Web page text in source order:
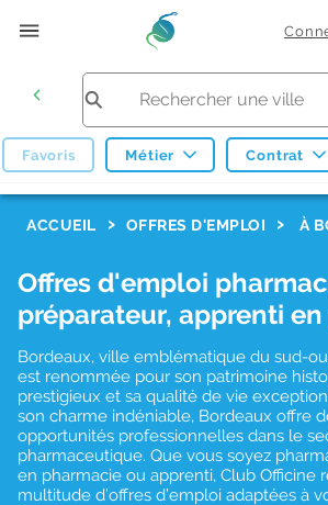
Favoris Métier Contrat
ACCUEIL OFFRES D'EMPLOI À
Offres d'emploi
préparateur, apprenti
Bordeaux, ville emblématique du sud-
est renommée pour son patrimoine
prestigieux et sa qualité de vie
son charme indéniable, Bordeaux offre
opportunités professionnelles dans le
pharmaceutique. Que vous soyez
en pharmacie ou apprenti, Club Officine
multitude d’offres d’emploi adaptées à